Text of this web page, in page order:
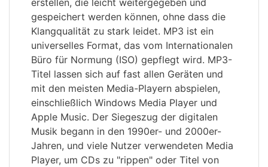
erstellen, die leicht weitergegeben und
gespeichert werden können, ohne dass die
Klangqualität zu stark leidet. MP3 ist ein
universelles Format, das vom Internationalen
Büro für Normung (ISO) gepflegt wird. MP3-
Titel lassen sich auf fast allen Geräten und
mit den meisten Media-Playern abspielen,
einschließlich Windows Media Player und
Apple Music. Der Siegeszug der digitalen
Musik begann in den 1990er- und 2000er-
Jahren, und viele Nutzer verwendeten Media
Player, um CDs zu "rippen" oder Titel von